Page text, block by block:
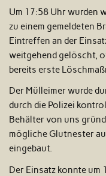
Um 17:58 Uhr wurden
zu einem gemeldeten
Eintreffen an der
weitgehend gelöscht,
bereits erste
Der Mülleimer wurde
durch die Polizei
Behälter von uns
mögliche Glutnester
eingebaut.
Der Einsatz konnte um